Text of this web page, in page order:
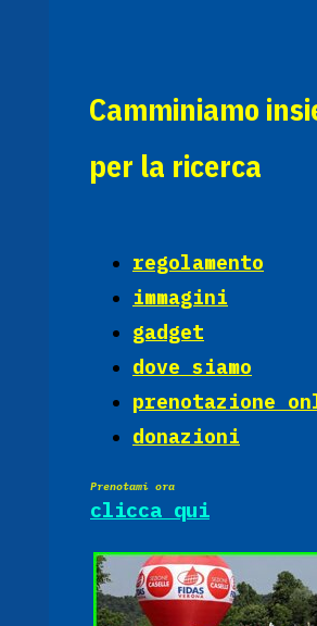
Camminiamo
per la ricerca
regolamento
immagini
gadget
dove siamo
prenotazione
donazioni
Prenotami ora
clicca qui